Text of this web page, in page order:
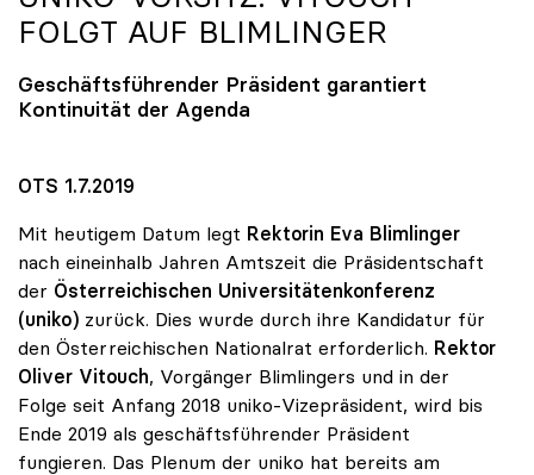
FOLGT AUF BLIMLINGER
Geschäftsführender Präsident garantiert
Kontinuität der Agenda
OTS 1.7.2019
Mit heutigem Datum legt Rektorin Eva Blimlinger
nach eineinhalb Jahren Amtszeit die Präsidentschaft
der Österreichischen Universitätenkonferenz
(uniko) zurück. Dies wurde durch ihre Kandidatur für
den Österreichischen Nationalrat erforderlich. Rektor
Oliver Vitouch, Vorgänger Blimlingers und in der
Folge seit Anfang 2018 uniko-Vizepräsident, wird bis
Ende 2019 als geschäftsführender Präsident
fungieren. Das Plenum der uniko hat bereits am